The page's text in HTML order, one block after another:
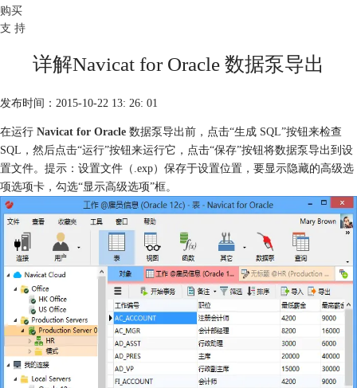
购买
支 持
详解Navicat for Oracle 数据泵导出
发布时间：2015-10-22 13: 26: 01
在运行 Navicat for Oracle 数据泵导出前，点击“生成 SQL”按钮来检查
SQL，然后点击“运行”按钮来运行它，点击“保存”按钮将数据泵导出到设
置文件。提示：设置文件（.exp）保存于设置位置，要显示隐藏的高级选
项选项卡，勾选“显示高级选项”框。